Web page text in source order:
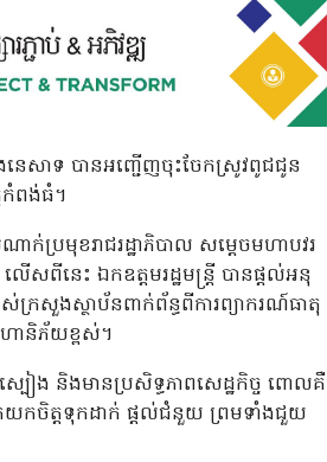
នេសាទ បានអញ្ជើញចុះចែកស្រូវពូជជូន
ពង់ធំ។
ាក់ប្រមុខរាជរដ្ឋាភិបាល សម្ដេចមហាបវរ
ពីនេះ​ ឯកឧត្តមរដ្ឋមន្រ្តី​ បានផ្តល់អនុ
រសួងស្ថាប័នពាក់ព័ន្ធ​ពីការព្យាករណ៍ធាតុ
ហានិភ័យខ្ពស់។
បៀង​ និងមានប្រសិទ្ធភាពសេដ្ឋកិច្ច​ ពោលគឺ
យកចិត្តទុកដាក់​ ផ្តល់ជំនួយ​ ព្រមទាំងជួយ